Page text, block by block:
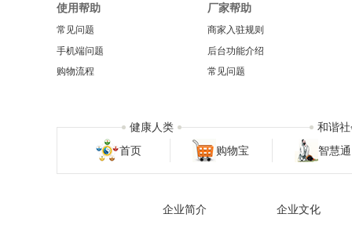
使用帮助
常见问题
手机端问题
购物流程
厂家帮助
商家入驻规则
后台功能介绍
常见问题
首页 购物宝 智慧通
健康人类 和谐
企业简介 企业文化